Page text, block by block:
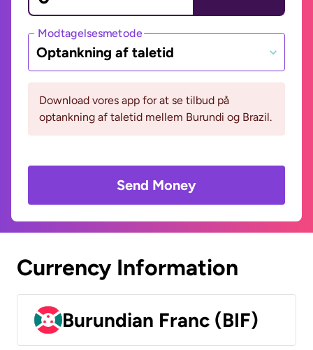
Modtagelsesmetode
Optankning af taletid
Download vores app for at se tilbud på
optankning af taletid mellem Burundi og Brazil.
Send Money
Currency Information
Burundian Franc (BIF)